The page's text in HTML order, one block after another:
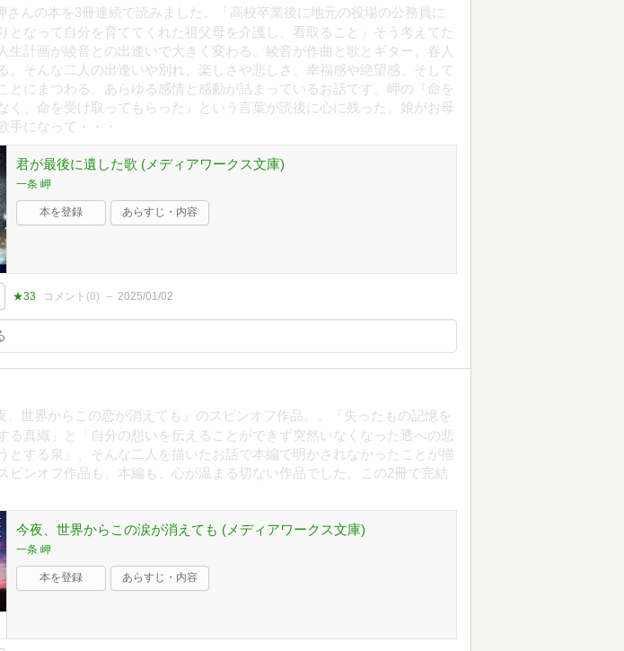
さんの本を3冊連続で読みました。「高校卒業後に地元の役場の公務員に
となって自分を育ててくれた祖父母を介護し、看取ること」そう考えてた
生計画が綾音との出逢いで大きく変わる。綾音が作曲と歌とギター、春人
。そんな二人の出逢いや別れ、楽しさや悲しさ、幸福感や絶望感、そして
とにまつわる、あらゆる感情と感動が詰まっているお話です。岬の『命を
く、命を受け取ってもらった』という言葉が読後に心に残った。娘がお母
手になって・・・
君が最後に遺した歌 (メディアワークス文庫)
一条 岬
本を登録 あらすじ・内容
★33 コメント(0) 2025/01/02
、世界からこの恋が消えても』のスピンオフ作品。。「失ったもの記憶を
る真織」と「自分の想いを伝えることができず突然いなくなった透への悲
とする泉」、そんな二人を描いたお話で本編で明かされなかったことが描
ピンオフ作品も、本編も、心が温まる切ない作品でした。この2冊で完結
今夜、世界からこの涙が消えても (メディアワークス文庫)
一条 岬
本を登録 あらすじ・内容